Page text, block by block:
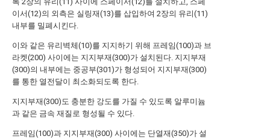
이서(12)의 외측은 실링재(13)를 삽입하여 2장의 유리(11)
내부를 밀폐시킨다.
이와 같은 유리벽체(10)를 지지하기 위해 프레임(100)과 브
라켓(200) 사이에는 지지부재(300)가 설치된다. 지지부재
(300)의 내부에는 중공부(301)가 형성되어 지지부재(300)
를 통한 열전달이 최소화되도록 한다.
지지부재(300)도 충분한 강도를 가질 수 있도록 알루미늄
과 같은 금속 재질로 형성될 수 있다.
프레임(100)과 지지부재(300) 사이에는 단열재(350)가 설